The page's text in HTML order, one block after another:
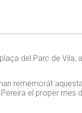
del Parc de Vila,
rememorat
el proper mes